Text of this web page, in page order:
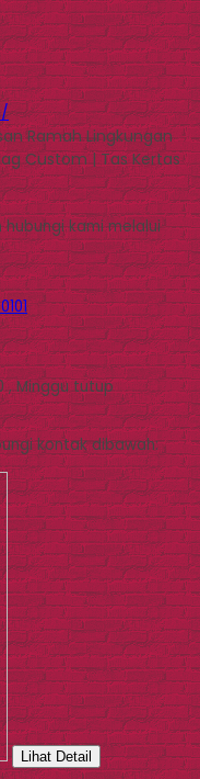
Ramah Lingkungan
Custom | Tas Kertas
kami melalui
, Minggu tutup
kontak dibawah:
Lihat Detail